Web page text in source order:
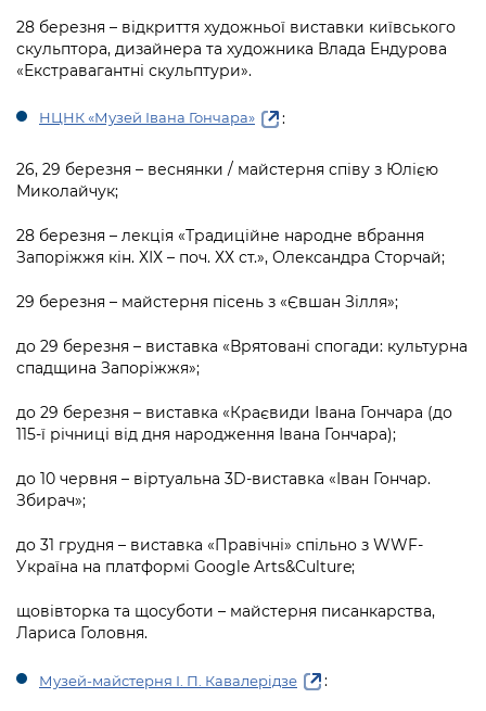
28 березня – відкриття художньої виставки київського
скульптора, дизайнера та художника Влада Ендурова
«Екстравагантні скульптури».
НЦНК «Музей Івана Гончара» :
26, 29 березня – веснянки / майстерня співу з Юлією
Миколайчук;
28 березня – лекція «Традиційне народне вбрання
Запоріжжя кін. ХІХ – поч. ХХ ст.», Олександра Сторчай;
29 березня – майстерня пісень з «Євшан Зілля»;
до 29 березня – виставка «Врятовані спогади: культурна
спадщина Запоріжжя»;
до 29 березня – виставка «Краєвиди Івана Гончара (до
115-ї річниці від дня народження Івана Гончара);
до 10 червня – віртуальна 3D-виставка «Іван Гончар.
Збирач»;
до 31 грудня – виставка «Правічні» спільно з WWF-
Україна на платформі Google Arts&Culture;
щовівторка та щосуботи – майстерня писанкарства,
Лариса Головня.
Музей-майстерня І. П. Кавалерідзе :